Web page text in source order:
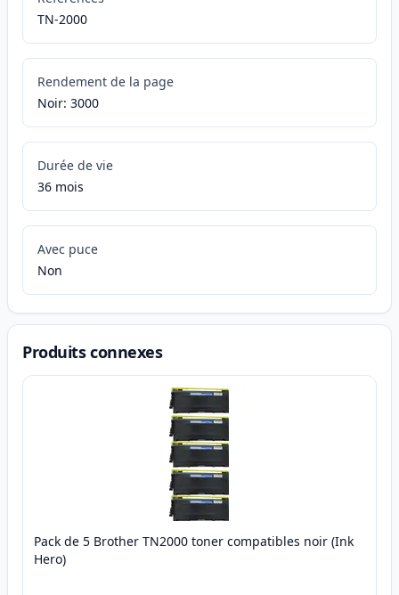
TN-2000
Rendement de la page
Noir: 3000
Durée de vie
36 mois
Avec puce
Non
Produits connexes
Pack de 5 Brother TN2000 toner compatibles noir (Ink
Hero)